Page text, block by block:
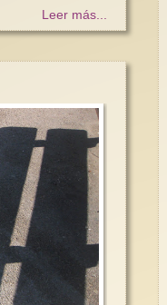
Leer más...